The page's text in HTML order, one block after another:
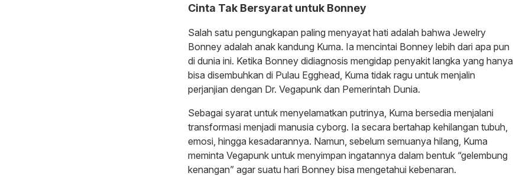
Cinta Tak Bersyarat untuk Bonney
Salah satu pengungkapan paling menyayat hati adalah bahwa Jewelry
Bonney adalah anak kandung Kuma. Ia mencintai Bonney lebih dari apa pun
di dunia ini. Ketika Bonney didiagnosis mengidap penyakit langka yang hanya
bisa disembuhkan di Pulau Egghead, Kuma tidak ragu untuk menjalin
perjanjian dengan Dr. Vegapunk dan Pemerintah Dunia.
Sebagai syarat untuk menyelamatkan putrinya, Kuma bersedia menjalani
transformasi menjadi manusia cyborg. Ia secara bertahap kehilangan tubuh,
emosi, hingga kesadarannya. Namun, sebelum semuanya hilang, Kuma
meminta Vegapunk untuk menyimpan ingatannya dalam bentuk “gelembung
kenangan” agar suatu hari Bonney bisa mengetahui kebenaran.